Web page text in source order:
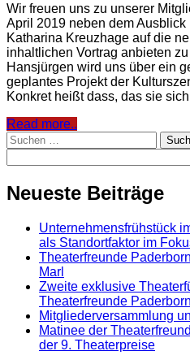
Wir freuen uns zu unserer
April 2019 neben dem Ausblick
Katharina Kreuzhage auf die
inhaltlichen Vortrag anbieten
Hansjürgen wird uns über ein
geplantes Projekt der
Konkret heißt dass, das sie
Read more..
Suchen
nach:
Neueste Beiträge
Unternehmensfrühstück
als Standortfaktor im
Theaterfreunde
Marl
Zweite exklusive
Theaterfreunde Paderborn
Mitgliederversammlung
Matinee der
der 9. Theaterpreise